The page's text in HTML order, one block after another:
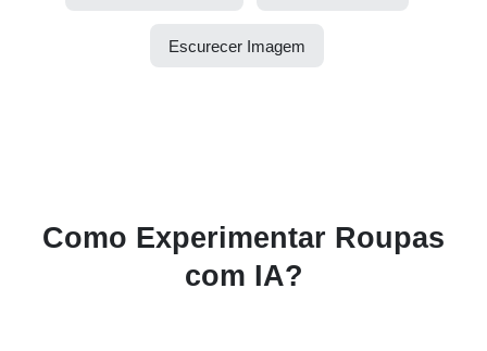
Escurecer Imagem
Como Experimentar Roupas
com IA?